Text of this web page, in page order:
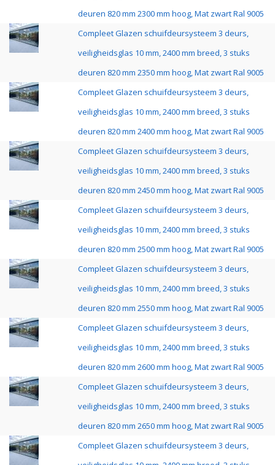
deuren 820 mm 2300 mm hoog, Mat zwart Ral 9005
Compleet Glazen schuifdeursysteem 3 deurs,
veiligheidsglas 10 mm, 2400 mm breed, 3 stuks
deuren 820 mm 2350 mm hoog, Mat zwart Ral 9005
Compleet Glazen schuifdeursysteem 3 deurs,
veiligheidsglas 10 mm, 2400 mm breed, 3 stuks
deuren 820 mm 2400 mm hoog, Mat zwart Ral 9005
Compleet Glazen schuifdeursysteem 3 deurs,
veiligheidsglas 10 mm, 2400 mm breed, 3 stuks
deuren 820 mm 2450 mm hoog, Mat zwart Ral 9005
Compleet Glazen schuifdeursysteem 3 deurs,
veiligheidsglas 10 mm, 2400 mm breed, 3 stuks
deuren 820 mm 2500 mm hoog, Mat zwart Ral 9005
Compleet Glazen schuifdeursysteem 3 deurs,
veiligheidsglas 10 mm, 2400 mm breed, 3 stuks
deuren 820 mm 2550 mm hoog, Mat zwart Ral 9005
Compleet Glazen schuifdeursysteem 3 deurs,
veiligheidsglas 10 mm, 2400 mm breed, 3 stuks
deuren 820 mm 2600 mm hoog, Mat zwart Ral 9005
Compleet Glazen schuifdeursysteem 3 deurs,
veiligheidsglas 10 mm, 2400 mm breed, 3 stuks
deuren 820 mm 2650 mm hoog, Mat zwart Ral 9005
Compleet Glazen schuifdeursysteem 3 deurs,